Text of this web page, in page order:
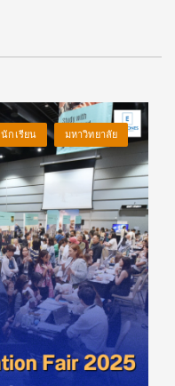
นักเรียน มหาวิทยาลัย